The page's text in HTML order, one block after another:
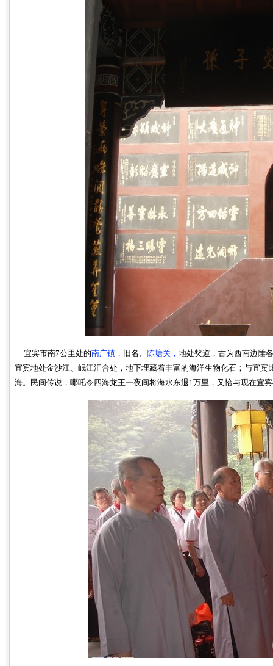
宜宾市南7公里处的南广镇， 旧名、 陈塘关， 地处僰道，古为西南边陲
宜宾地处金沙江、岷江汇合处，地下埋藏着丰富的海洋生物化石；与宜
海。民间传说，哪吒令四海龙王一夜间将海水东退1万里，又恰与现在宜